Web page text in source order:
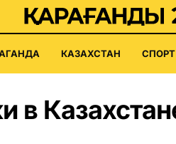
КАЗАХСТАН СПОРТ
в